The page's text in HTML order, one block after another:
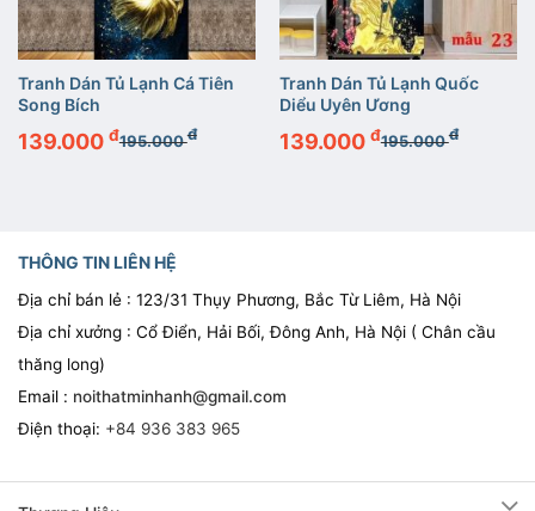
Tranh Dán Tủ Lạnh Cá Tiên
Song Bích
195.000đ
139.000 đ
Tranh Dán Tủ Lạnh Quốc
Diểu Uyên Ương
195.000đ
139.000 đ
THÔNG TIN LIÊN HỆ
Địa chỉ bán lẻ : 123/31 Thụy Phương, Bắc Từ Liêm, Hà Nội
Địa chỉ xưởng : Cổ Điển, Hải Bối, Đông Anh, Hà Nội ( Chân cầu
thăng long)
Email : noithatminhanh@gmail.com
Điện thoại: +84 936 383 965